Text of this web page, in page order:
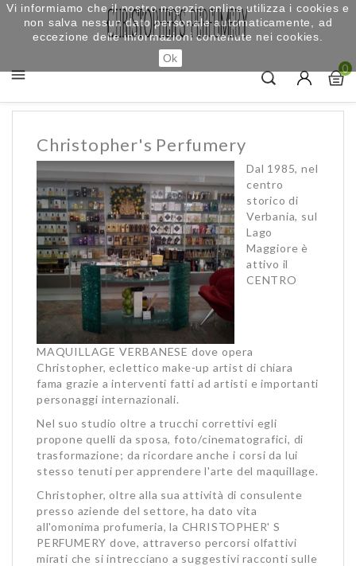
 0
Christopher's Perfumery
Dal 1985, nel
centro
storico di
Verbania, sul
Lago
Maggiore è
attivo il
CENTRO
MAQUILLAGE VERBANESE dove opera
Christopher, eclettico make-up artist di chiara
fama grazie a interventi fatti ad artisti e importanti
personaggi internazionali.
Nel suo studio oltre a trucchi correttivi egli
propone quelli da sposa, foto/cinematografici, di
trasformazione; da ricordare anche i corsi da lui
stesso tenuti per apprendere l'arte del maquillage.
Christopher, oltre alla sua attività di consulente
presso aziende del settore, ha dato vita
all'omonima profumeria, la CHRISTOPHER' S
PERFUMERY dove, attraverso percorsi olfattivi
mirati che si intrecciano a suggestivi racconti sulle
Vi informiamo che il nostro negozio online utilizza i cookies e
non salva nessun dato personale automaticamente, ad
eccezione delle informazioni contenute nei cookies.
Ok